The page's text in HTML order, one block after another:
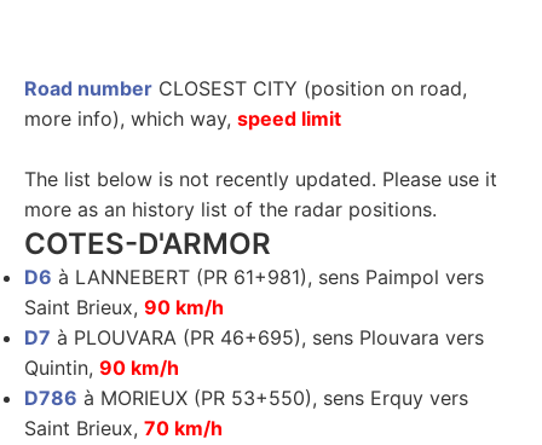
Road number CLOSEST CITY (position on road,
more info), which way, speed limit
The list below is not recently updated. Please use it
more as an history list of the radar positions.
COTES-D'ARMOR
D6 à LANNEBERT (PR 61+981), sens Paimpol vers
Saint Brieux, 90 km/h
D7 à PLOUVARA (PR 46+695), sens Plouvara vers
Quintin, 90 km/h
D786 à MORIEUX (PR 53+550), sens Erquy vers
Saint Brieux, 70 km/h